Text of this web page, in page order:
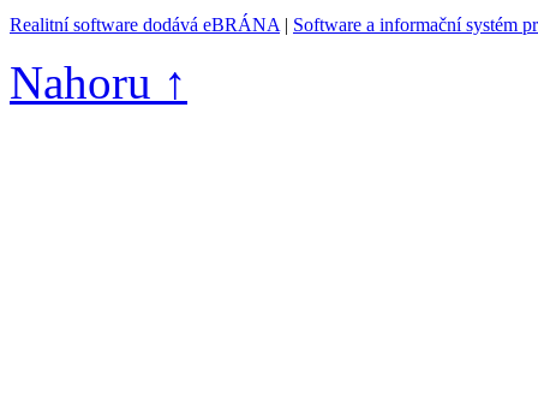
Realitní software dodává eBRÁNA | Software a informační systém
Nahoru ↑